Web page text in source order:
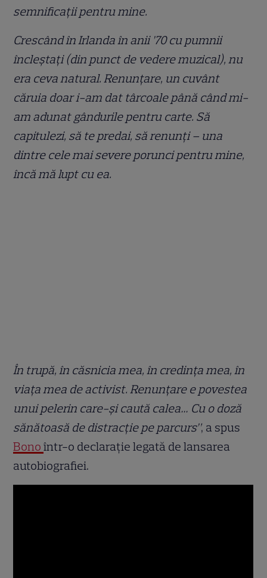
semnificații pentru mine.
Crescând în Irlanda în anii ’70 cu pumnii
încleștați (din punct de vedere muzical), nu
era ceva natural. Renunțare, un cuvânt
căruia doar i-am dat târcoale până când mi-
am adunat gândurile pentru carte. Să
capitulezi, să te predai, să renunți – una
dintre cele mai severe porunci pentru mine,
încă mă lupt cu ea.
În trupă, în căsnicia mea, în credința mea, în
viața mea de activist. Renunțare e povestea
unui pelerin care-și caută calea… Cu o doză
sănătoasă de distracție pe parcurs”, a spus
Bonoîntr-o declarație legată de lansarea
autobiografiei.